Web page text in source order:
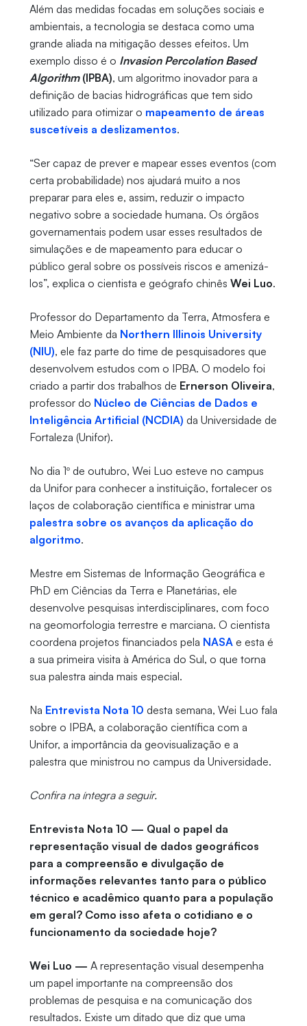
Além das medidas focadas em soluções sociais e
ambientais, a tecnologia se destaca como uma
grande aliada na mitigação desses efeitos. Um
exemplo disso é o Invasion Percolation Based
Algorithm(IPBA), um algoritmo inovador para a
definição de bacias hidrográficas que tem sido
utilizado para otimizar o mapeamento de áreas
suscetíveis a deslizamentos.
“Ser capaz de prever e mapear esses eventos (com
certa probabilidade) nos ajudará muito a nos
preparar para eles e, assim, reduzir o impacto
negativo sobre a sociedade humana. Os órgãos
governamentais podem usar esses resultados de
simulações e de mapeamento para educar o
público geral sobre os possíveis riscos e amenizá-
los”, explica o cientista e geógrafo chinês Wei Luo.
Professor do Departamento da Terra, Atmosfera e
Meio Ambiente da Northern Illinois University
(NIU), ele faz parte do time de pesquisadores que
desenvolvem estudos com o IPBA. O modelo foi
criado a partir dos trabalhos de Ernerson Oliveira,
professor do Núcleo de Ciências de Dados e
Inteligência Artificial (NCDIA) da Universidade de
Fortaleza (Unifor).
No dia 1º de outubro, Wei Luo esteve no campus
da Unifor para conhecer a instituição, fortalecer os
laços de colaboração científica e ministrar uma
palestra sobre os avanços da aplicação do
algoritmo.
Mestre em Sistemas de Informação Geográfica e
PhD em Ciências da Terra e Planetárias, ele
desenvolve pesquisas interdisciplinares, com foco
na geomorfologia terrestre e marciana. O cientista
coordena projetos financiados pela NASAe esta é
a sua primeira visita à América do Sul, o que torna
sua palestra ainda mais especial.
Na Entrevista Nota 10 desta semana, Wei Luo fala
sobre o IPBA, a colaboração científica com a
Unifor, a importância da geovisualização e a
palestra que ministrou no campus da Universidade.
Confira na íntegra a seguir.
Entrevista Nota 10 — Qual o papel da
representação visual de dados geográficos
para a compreensão e divulgação de
informações relevantes tanto para o público
técnico e acadêmico quanto para a população
em geral? Como isso afeta o cotidiano e o
funcionamento da sociedade hoje?
Wei Luo — A representação visual desempenha
um papel importante na compreensão dos
problemas de pesquisa e na comunicação dos
resultados. Existe um ditado que diz que uma